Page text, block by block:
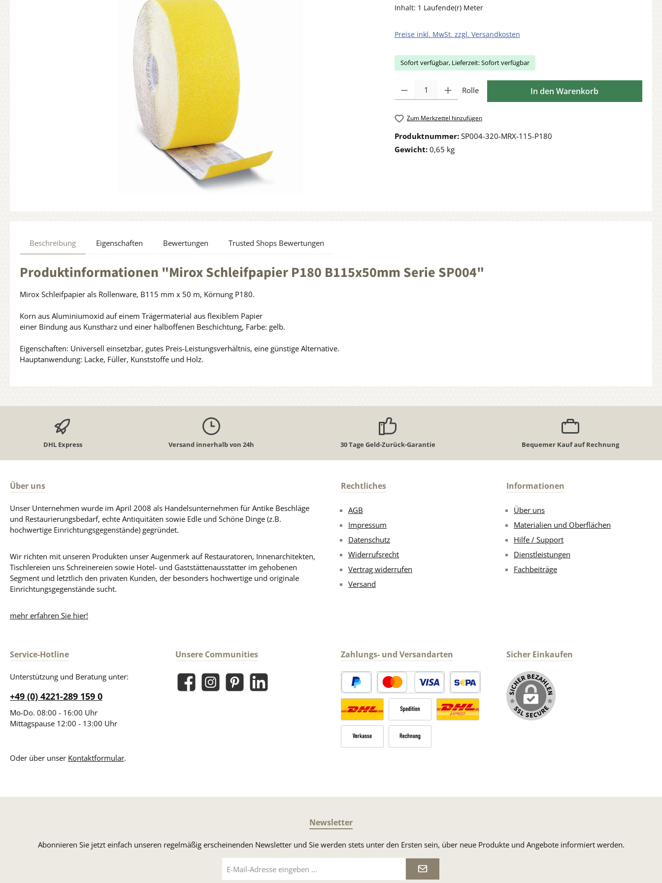
Inhalt: 1 Laufende(r) Meter
Preise inkl. MwSt. zzgl. Versandkosten
Sofort verfügbar, Lieferzeit: Sofort verfügbar
Rolle In den Warenkorb
Zum Merkzettel hinzufügen
Produktnummer: SP004-320-MRX-115-P180
Gewicht: 0,65 kg
Beschreibung Eigenschaften Bewertungen Trusted Shops Bewertungen
Produktinformationen "Mirox Schleifpapier P180 B115x50mm Serie SP004"
Mirox Schleifpapier als Rollenware, B115 mm x 50 m, Körnung P180.
Korn aus Aluminiumoxid auf einem Trägermaterial aus flexiblem Papier
einer Bindung aus Kunstharz und einer halboffenen Beschichtung, Farbe: gelb.
Eigenschaften: Universell einsetzbar, gutes Preis-Leistungsverhältnis, eine günstige Alternative.
Hauptanwendung: Lacke, Füller, Kunststoffe und Holz.
DHL Express Versand innerhalb von 24h 30 Tage Geld-Zurück-Garantie Bequemer Kauf auf Rechnung
Über uns
Unser Unternehmen wurde im April 2008 als Handelsunternehmen für Antike Beschläge
und Restaurierungsbedarf, echte Antiquitäten sowie Edle und Schöne Dinge (z.B.
hochwertige Einrichtungsgegenstände) gegründet.
Wir richten mit unseren Produkten unser Augenmerk auf Restauratoren, Innenarchitekten,
Tischlereien uns Schreinereien sowie Hotel- und Gaststättenausstatter im gehobenen
Segment und letztlich den privaten Kunden, der besonders hochwertige und originale
Einrichtungsgegenstände sucht.
mehr erfahren Sie hier!
Rechtliches
AGB
Impressum
Datenschutz
Widerrufsrecht
Vertrag widerrufen
Versand
Informationen
Über uns
Materialien und Oberflächen
Hilfe / Support
Dienstleistungen
Fachbeiträge
Service-Hotline
Unterstützung und Beratung unter:
+49 (0) 4221-289 159 0
Mo-Do. 08:00 - 16:00 Uhr
Mittagspause 12:00 - 13:00 Uhr
Oder über unser Kontaktformular.
Unsere Communities
FacebookInstagramPinterestLinkedIn
Zahlungs- und Versandarten
PayPal Kredit- oder DebitkarteSEPA Lastschrift
Versandkosten Deutschland normaler Versand Deutsche Post
Sperrgut
Sicher Einkaufen
Newsletter
Abonnieren Sie jetzt einfach unseren regelmäßig erscheinenden Newsletter und Sie werden stets unter den Ersten sein, über neue Produkte und Angebote informiert werden.
Mail-
Adresse